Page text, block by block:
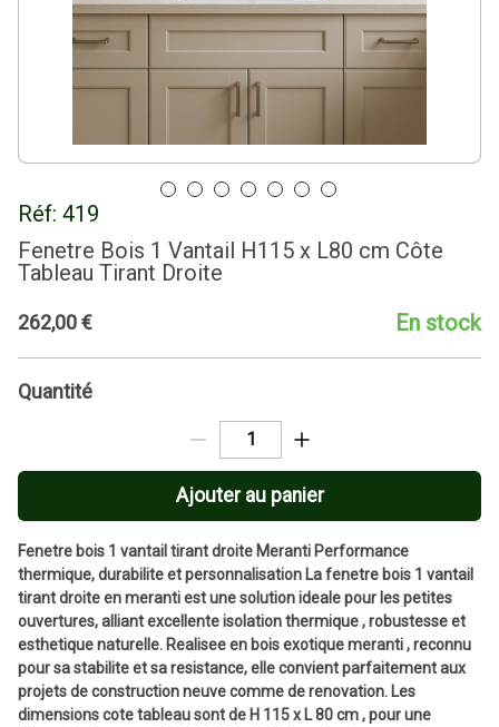
Réf: 419
Fenetre Bois 1 Vantail H115 x L80 cm Côte
Tableau Tirant Droite
262,00€ En stock
Quantité
Ajouter au panier
Fenetre bois 1 vantail tirant droite Meranti Performance
thermique, durabilite et personnalisation La fenetre bois 1 vantail
tirant droite en meranti est une solution ideale pour les petites
ouvertures, alliant excellente isolation thermique , robustesse et
esthetique naturelle. Realisee en bois exotique meranti , reconnu
pour sa stabilite et sa resistance, elle convient parfaitement aux
projets de construction neuve comme de renovation. Les
dimensions cote tableau sont de H 115 x L 80 cm , pour une